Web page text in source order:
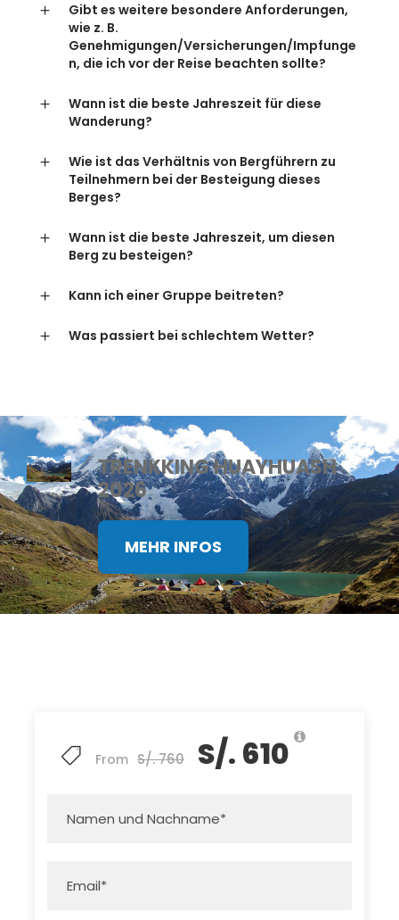
From S/. 760 S/. 610
Gibt es weitere besondere Anforderungen,
wie z. B.
Genehmigungen/Versicherungen/Impfunge
n, die ich vor der Reise beachten sollte?
Wann ist die beste Jahreszeit für diese
Wanderung?
Wie ist das Verhältnis von Bergführern zu
Teilnehmern bei der Besteigung dieses
Berges?
Wann ist die beste Jahreszeit, um diesen
Berg zu besteigen?
Kann ich einer Gruppe beitreten?
Was passiert bei schlechtem Wetter?
TRENKKING HUAYHUASH
2026
MEHR INFOS